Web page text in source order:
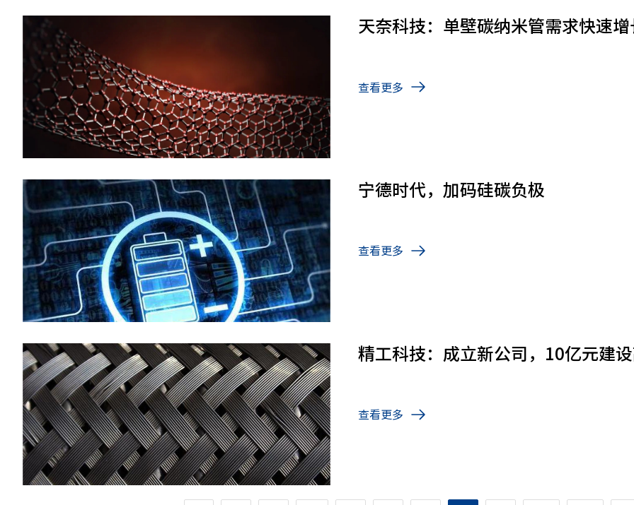
天奈科技：单壁碳纳米管需求快速
查看更多
宁德时代，加码硅碳负极
查看更多
精工科技：成立新公司，10亿元建
查看更多